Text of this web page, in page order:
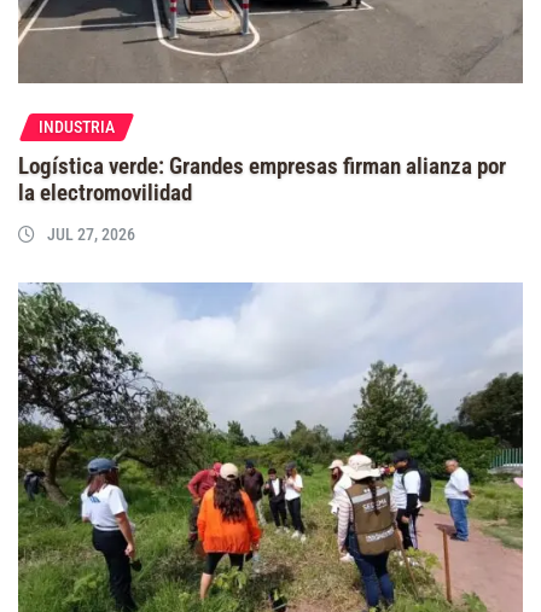
INDUSTRIA
Logística verde: Grandes empresas firman alianza por
la electromovilidad
JUL 27, 2026